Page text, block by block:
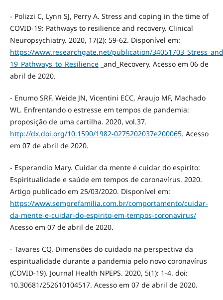
- Polizzi C, Lynn SJ, Perry A. Stress and coping in the time of
COVID-19: Pathways to resilience and recovery. Clinical
Neuropsychiatry. 2020, 17(2): 59-62. Disponível em:
https://www.researchgate.net/publication/
19_Pathways_to_Resilience_and_Recovery. Acesso em 06 de
abril de 2020.
- Enumo SRF, Weide JN, Vicentini ECC, Araujo MF, Machado
WL. Enfrentando o estresse em tempos de pandemia:
proposição de uma cartilha. 2020, vol.37.
http://dx.doi.org/10.1590/1982-0275202037e200065. Acesso
em 07 de abril de 2020.
- Esperandio Mary. Cuidar da mente é cuidar do espírito:
Espiritualidade e saúde em tempos de coronavírus. 2020.
Artigo publicado em 25/03/2020. Disponível em:
https://www.semprefamilia.com.br/comportamento/cuidar-
da-mente-e-cuidar-do-espirito-em-tempos-coronavirus/
Acesso em 07 de abril de 2020.
- Tavares CQ. Dimensões do cuidado na perspectiva da
espiritualidade durante a pandemia pelo novo coronavírus
(COVID-19). Journal Health NPEPS. 2020, 5(1): 1-4. doi:
10.30681/252610104517. Acesso em 07 de abril de 2020.